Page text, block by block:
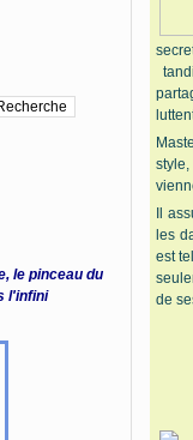
le pinceau du
l'infini
Il
les
est
de